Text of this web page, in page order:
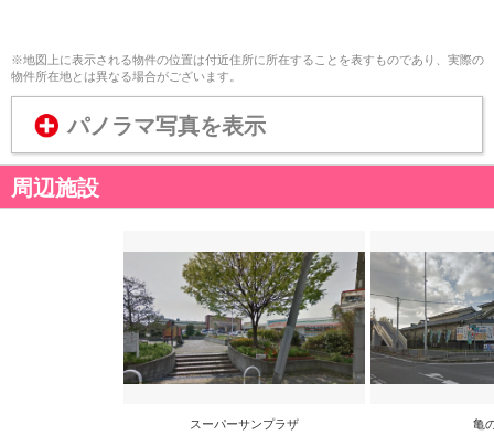
※地図上に表示される物件の位置は付近住所に所在することを表すものであり、実際の
物件所在地とは異なる場合がございます。
パノラマ写真を表示
周辺施設
スーパーサンプラザ 亀